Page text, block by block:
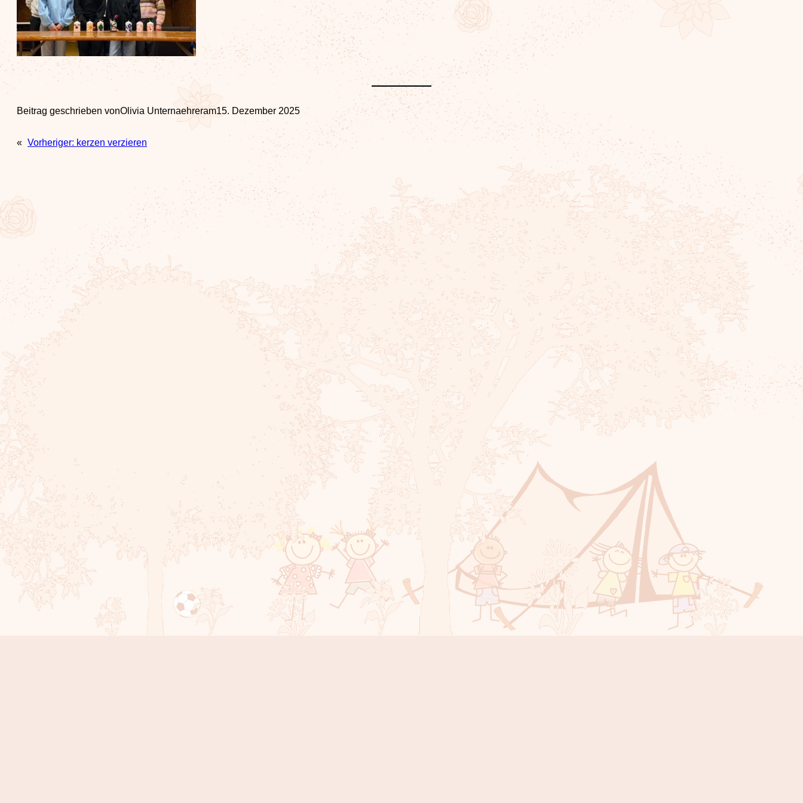
Beitrag geschrieben vonOlivia Unternaehreram15. Dezember 2025
« Vorheriger: kerzen verzieren